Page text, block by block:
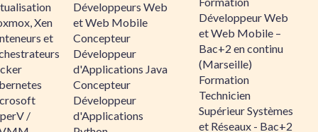
Xen
et
/
Développeurs Web
et Web Mobile
Concepteur
Développeur
d'Applications Java
Concepteur
Développeur
d'Applications
Développeur Web
et Web Mobile –
Bac+2 en continu
(Marseille)
Formation
Technicien
Supérieur Systèmes
et Réseaux - Bac+2